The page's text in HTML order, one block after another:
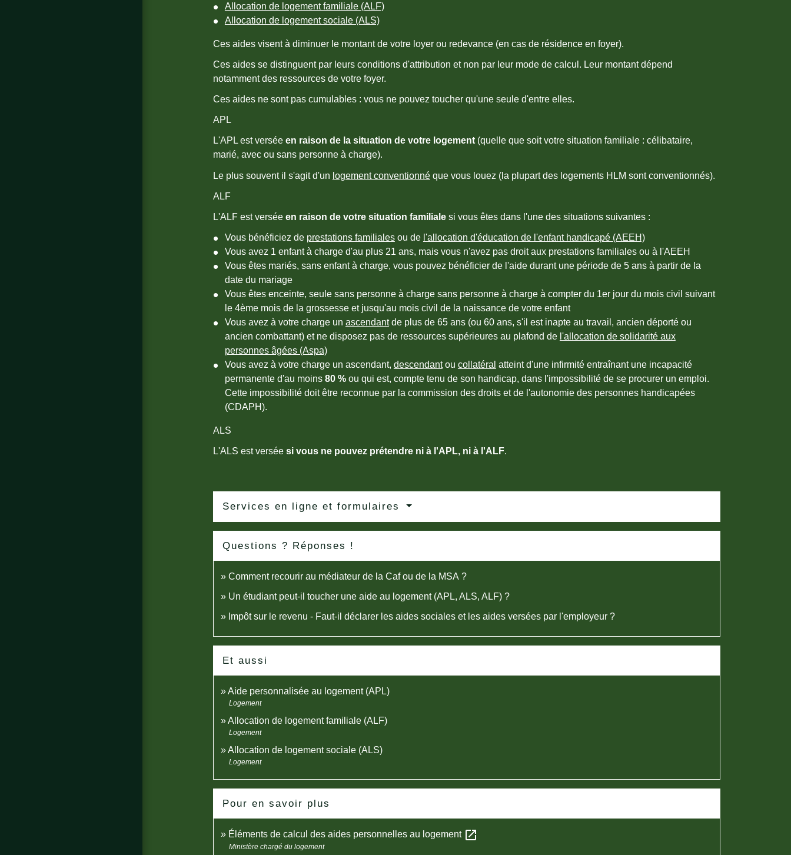
Allocation de logement familiale (ALF)
Allocation de logement sociale (ALS)
Ces aides visent à diminuer le montant de votre loyer ou redevance (en cas de résidence en foyer).
Ces aides se distinguent par leurs conditions d'attribution et non par leur mode de calcul. Leur montant dépend
notamment des ressources de votre foyer.
Ces aides ne sont pas cumulables : vous ne pouvez toucher qu'une seule d'entre elles.
APL
L'APL est versée en raison de la situation de votre logement(quelle que soit votre situation familiale : célibataire,
marié, avec ou sans personne à charge).
Le plus souvent il s'agit d'un logement conventionnéque vous louez (la plupart des logements HLM sont conventionnés).
ALF
L'ALF est versée en raison de votre situation familialesi vous êtes dans l'une des situations suivantes :
Vous bénéficiez de prestations familialesou de l'allocation d'éducation de l'enfant handicapé (AEEH)
Vous avez 1 enfant à charge d'au plus 21 ans, mais vous n'avez pas droit aux prestations familiales ou à l'AEEH
Vous êtes mariés, sans enfant à charge, vous pouvez bénéficier de l'aide durant une période de 5 ans à partir de la
date du mariage
Vous êtes enceinte, seule sans personne à charge sans personne à charge à compter du 1erjour du mois civil suivant
le 4èmemois de la grossesse et jusqu'au mois civil de la naissance de votre enfant
Vous avez à votre charge un ascendantde plus de 65 ans (ou 60 ans, s'il est inapte au travail, ancien déporté ou
ancien combattant) et ne disposez pas de ressources supérieures au plafond de l'allocation de solidarité aux
personnes âgées (Aspa)
Vous avez à votre charge un ascendant, descendantou collatéral atteint d'une infirmité entraînant une incapacité
permanente d'au moins 80 %ou qui est, compte tenu de son handicap, dans l'impossibilité de se procurer un emploi.
Cette impossibilité doit être reconnue par la commission des droits et de l'autonomie des personnes handicapées
(CDAPH).
ALS
L'ALS est versée si vous ne pouvez prétendre ni à l'APL, ni à l'ALF.
Services en ligne et formulaires
Questions ? Réponses !
Comment recourir au médiateur de la Caf ou de la MSA ?
Un étudiant peut-il toucher une aide au logement (APL, ALS, ALF) ?
Impôt sur le revenu - Faut-il déclarer les aides sociales et les aides versées par l'employeur ?
Et aussi
Aide personnalisée au logement (APL)
Logement
Allocation de logement familiale (ALF)
Logement
Allocation de logement sociale (ALS)
Logement
Pour en savoir plus
Éléments de calcul des aides personnelles au logement open_in_new
Ministère chargé du logement